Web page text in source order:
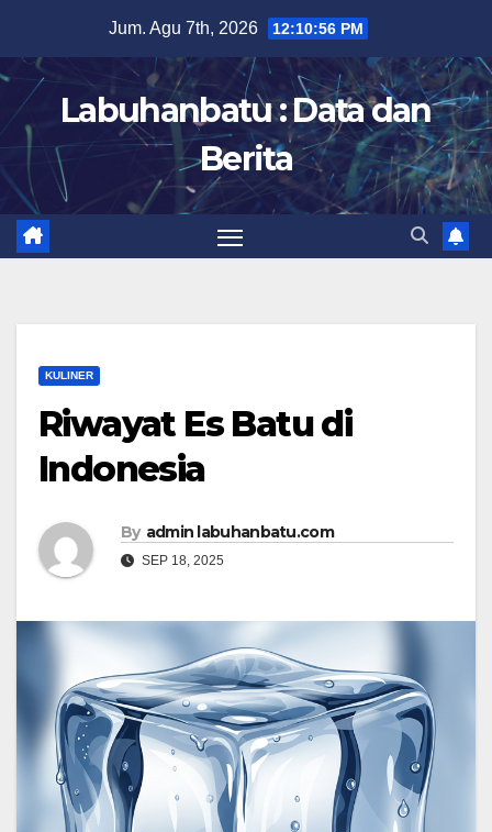
content
Jum. Agu 7th, 2026 12:10:57 PM
Labuhanbatu : Data dan
Berita
KULINER
Riwayat Es Batu di
Indonesia
By admin labuhanbatu.com
SEP 18, 2025